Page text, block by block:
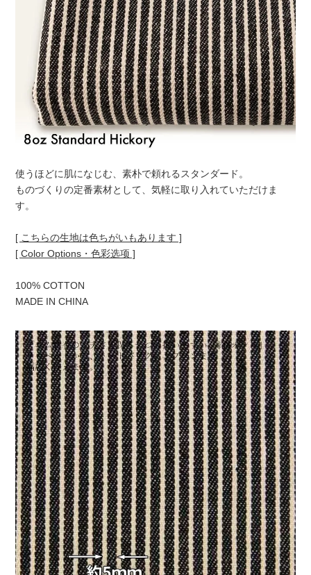
使うほどに肌になじむ、素朴で頼れるスタンダード。
ものづくりの定番素材として、気軽に取り入れていただけま
す。
[ こちらの生地は色ちがいもあります ]
[ Color Options・色彩选项 ]
100% COTTON
MADE IN CHINA